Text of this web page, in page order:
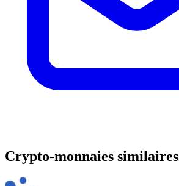
Crypto-monnaies similaires